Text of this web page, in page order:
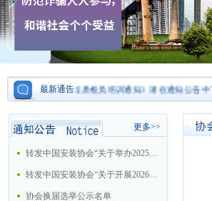
最新通告:
《机电工程质检员培训通知》请在通知公告中
更多>>
转发中国安装协会“关于举办2025年大型机电安装企业总工程师培训班的通知”
转发中国安装协会“关于开展2026年中国安装协会科学技术进步奖评选活动的通知”
协会换届选举公示名单